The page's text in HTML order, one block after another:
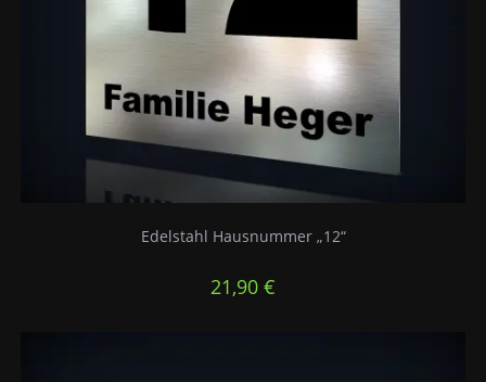
Edelstahl Hausnummer „12“
21,90 €